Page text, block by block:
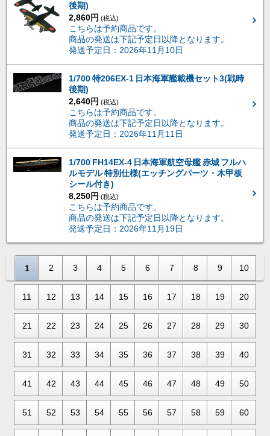
後期)
2,860円 (税込)
こちらは予約商品です。
商品の発送は下記予定日以降となります。
発送予定日：2026年11月10日
1/700 特206EX-1 日本海軍艦載機セット3(戦時
後期)
2,640円 (税込)
こちらは予約商品です。
商品の発送は下記予定日以降となります。
発送予定日：2026年11月11日
1/700 FH14EX-4 日本海軍航空母艦 赤城 フルハ
ルモデル 特別仕様(エッチングパーツ・木甲板
シール付き)
8,250円 (税込)
こちらは予約商品です。
商品の発送は下記予定日以降となります。
発送予定日：2026年11月19日
1 2 3 4 5 6 7 8 9 10
11 12 13 14 15 16 17 18 19 20
21 22 23 24 25 26 27 28 29 30
31 32 33 34 35 36 37 38 39 40
41 42 43 44 45 46 47 48 49 50
51 52 53 54 55 56 57 58 59 60